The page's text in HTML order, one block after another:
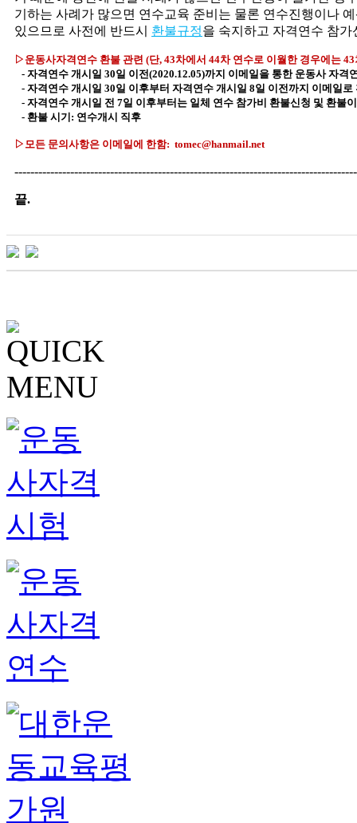
기하는 사례가 많으면 연수교육 준비는 물론 연수진행이나
있으므로 사전에 반드시 환불규정을 숙지하고 자격연수 참
▷운동사자격연수 환불 관련 (단, 43차에서 44차 연수로 이월한 경우에는
- 자격연수 개시일 30일 이전(2020.12.05)까지 이메일을 통한 운동사 자
- 자격연수 개시일 30일 이후부터 자격연수 개시일 8일 이전까지 이메일
- 자격연수 개시일 전 7일 이후부터는 일체 연수 참가비 환불신청 및 환불
- 환불 시기: 연수개시 직후
▷모 든 문의사항은 이메일에 한함: tomec@hanmail.net
끝.